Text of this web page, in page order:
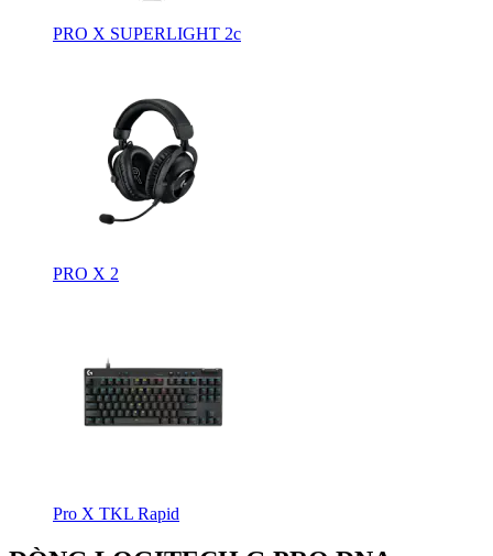
PRO X SUPERLIGHT 2c
PRO X 2
Pro X TKL Rapid